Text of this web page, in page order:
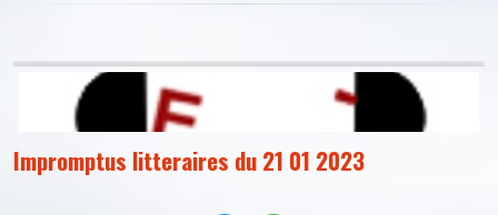
Impromptus litteraires du 21 01 2023